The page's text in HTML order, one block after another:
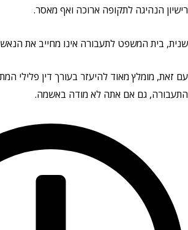
רישיון הנהיגה לתקופה ארוכה ואף מאסר.
שנית, בית המשפט לתעבורה אינו מחייב את
עם זאת, מומלץ מאוד להיעזר בעורך דין פלילי
התעבורה, גם אם אתה לא מודה באשמה.